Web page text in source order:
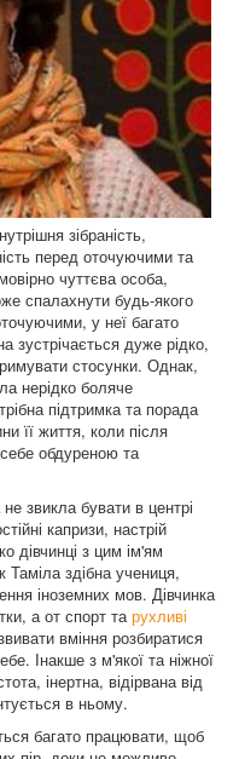
зібраність,
перед оточуючими та
чуттєва особа,
спалахнути будь-якого
у неї багато
зустрічається дуже рідко,
стосунки. Однак,
нерідко боляче
підтримка та порада
її життя, коли після
обдуреною та
звикла бувати в центрі
капризи, настрій
дівчинці з цим ім'ям
Таміла здібна учениця,
іноземних мов. Дівчинка
а от спорт тарухливі
вміння розбиратися
Інакше з м'якої та ніжної
інертна, відірвана від
в ньому.
багато працювати, щоб